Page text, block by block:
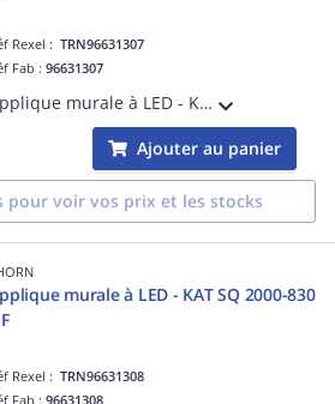
Rexel :TRN96631307
Fab :96631307
Applique murale à LED - KAT SQ 1400-830 HF - Câble pour raccordement de luminaires ¿ 1325 lm ¿ 11.7W ¿ 3000K ¿ IP65
Ajouter au panier
pour voir vos prix et les stocks
murale à LED - KAT SQ 2000-830
Rexel :TRN96631308
Fab :96631308